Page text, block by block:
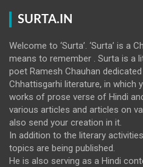
SURTA.IN
Welcome to ‘Surta’. ‘Surta’ is a
means to remember . Surta is a
poet Ramesh Chauhan
Chhattisgarhi literature, in which
works of prose verse of Hindi
various articles and articles on
also send your creation in it.
In addition to the literary
topics are being published.
He is also serving as a Hindi